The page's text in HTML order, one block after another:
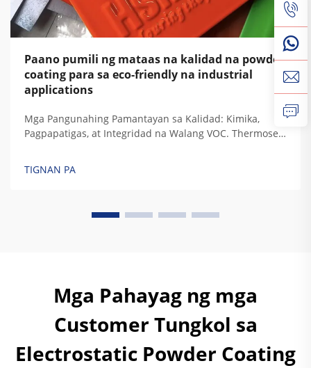
Paano pumili ng mataas na kalidad na powder
coating para sa eco-friendly na industrial
applications
Mga Pangunahing Pamantayan sa Kalidad: Kimika,
Pagpapatigas, at Integridad na Walang VOC. Thermoset
ang thermoset resins, bumubuo sila ng permanenteng
TIGNAN PA
Mga Pahayag ng mga
Customer Tungkol sa
Electrostatic Powder Coating